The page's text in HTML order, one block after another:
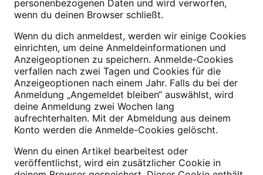
personenbezogenen Daten und wird verworfen,
wenn du deinen Browser schließt.
Wenn du dich anmeldest, werden wir einige Cookies
einrichten, um deine Anmeldeinformationen und
Anzeigeoptionen zu speichern. Anmelde-Cookies
verfallen nach zwei Tagen und Cookies für die
Anzeigeoptionen nach einem Jahr. Falls du bei der
Anmeldung „Angemeldet bleiben“ auswählst, wird
deine Anmeldung zwei Wochen lang
aufrechterhalten. Mit der Abmeldung aus deinem
Konto werden die Anmelde-Cookies gelöscht.
Wenn du einen Artikel bearbeitest oder
veröffentlichst, wird ein zusätzlicher Cookie in